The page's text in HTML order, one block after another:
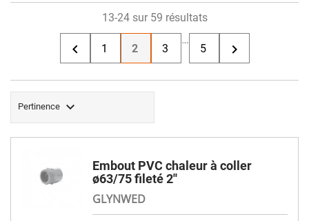
Pertinence 
13-24 sur 59 résultats
 1 2 3
…
5 
Embout PVC chaleur à coller
ø63/75 fileté 2''
GLYNWED